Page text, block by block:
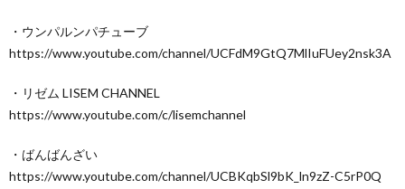
・ウンパルンパチューブ
https://www.youtube.com/channel/UCFdM9GtQ7MlIuFUey2nsk3A
・リゼム LISEM CHANNEL
https://www.youtube.com/c/lisemchannel
・ばんばんざい
https://www.youtube.com/channel/UCBKqbSl9bK_ln9zZ-C5rP0Q